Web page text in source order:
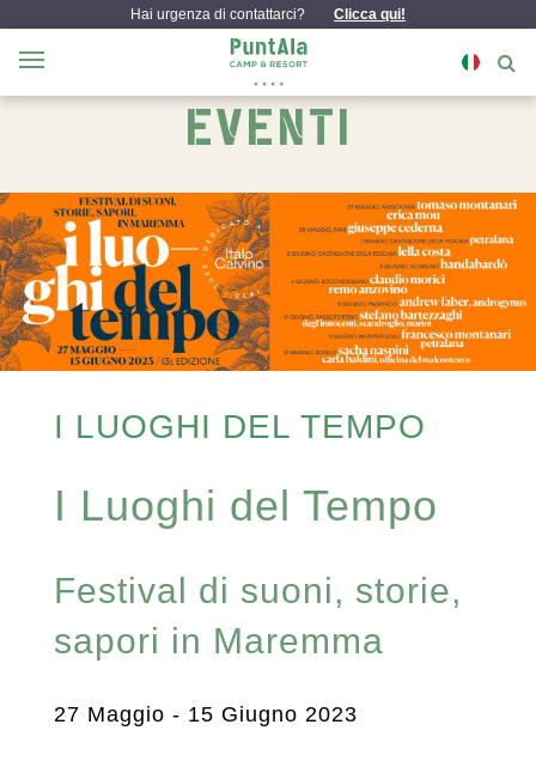
Hai urgenza di contattarci? Clicca qui!
EVENTI
I LUOGHI DEL TEMPO
I Luoghi del Tempo
Festival di suoni, storie,
sapori in Maremma
27 Maggio - 15 Giugno 2023